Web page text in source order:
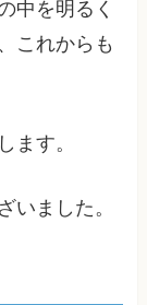
中を明るく
これからも
ます。
いました。